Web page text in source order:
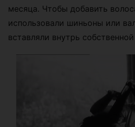
месяца. Чтобы добавить
использовали шиньоны или
вставляли внутрь